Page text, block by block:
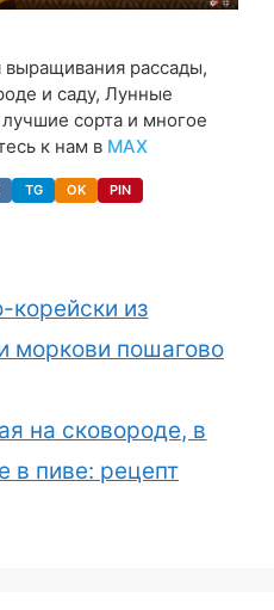
рассады,
и саду, Лунные
сорта и многое
к нам в МАХ
TG OK PIN
корейски из
моркови пошагово
на сковороде, в
в пиве: рецепт